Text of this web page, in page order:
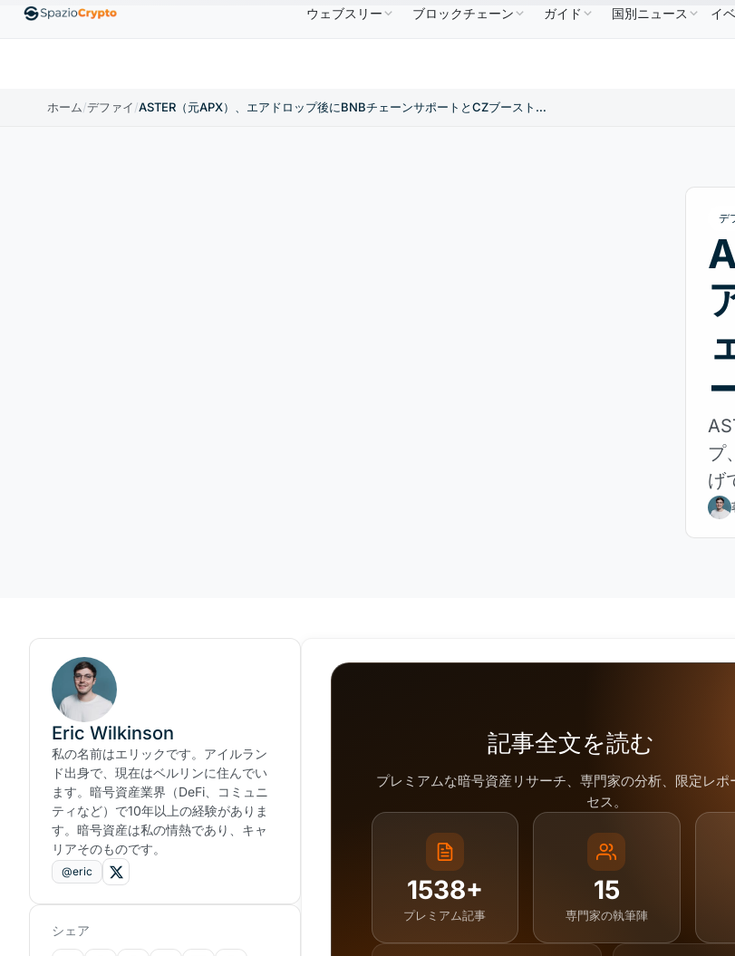
$0.9991↑0.00% BNB $0.9995 ↑0.00% XRP XRP$1.09 ↑2.30% Solana SOL$73.45↑2.10% TRONTRX$0.3264
ウェブスリー ブロックチェーン ガイド 国別ニュース イ
ホーム/デファイ/ ASTER（元APX）、エアドロップ後にBNBチェーンサポートとCZブーストで大爆発
デ
プ
げ
記事全文を読む
プレミアムな暗号資産リサーチ、専門家の分析、限定レポ
セス。
1538+
プレミアム記事
15
専門家の執筆陣
Eric Wilkinson
私の名前はエリックです。アイルラン
ド出身で、現在はベルリンに住んでい
ます。暗号資産業界（DeFi、コミュニ
ティなど）で10年以上の経験がありま
す。暗号資産は私の情熱であり、キャ
リアそのものです。
@eric
シェア